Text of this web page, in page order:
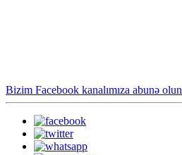
Bizim Facebook kanalımıza abunə olun